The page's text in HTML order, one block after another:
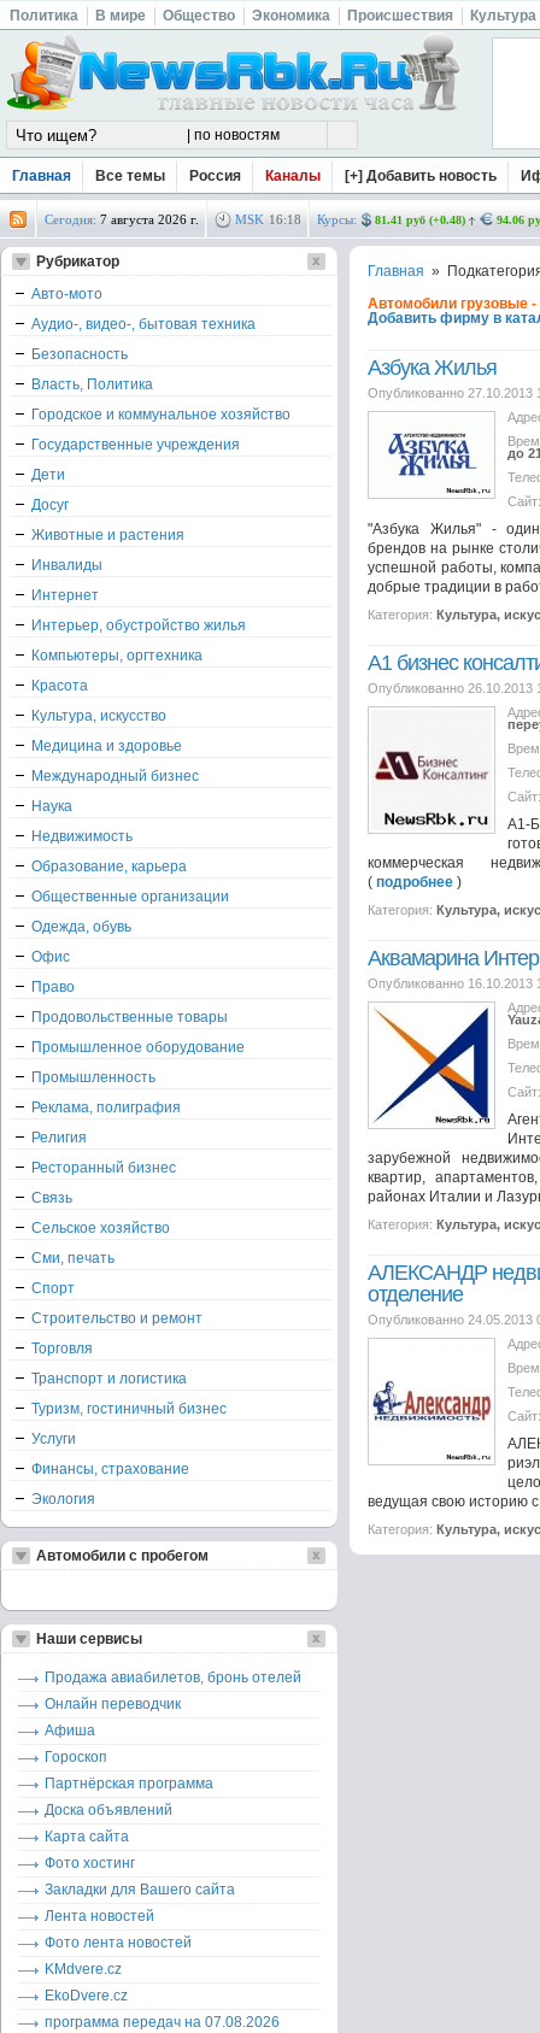
Политика В мире Общество Экономика Происшествия Культура
Главная Все темы Россия Каналы [+] Добавить новость
Сегодня: 7 августа 2026 г. MSK 16:18 Курсы: 81.41 руб (+0.48) 94.06
Главная »
Автомобили грузовые
Добавить фирму в
Азбука Жилья
Опубликованно 27.10.2013
до
"Азбука Жилья" -
брендов на рынке
успешной работы,
добрые традиции в
Категория: Культура,
А1 бизнес
Опубликованно 26.10.2013
А1-
коммерческая
( подробнее )
Категория: Культура,
Аквамарина
Опубликованно 16.10.2013
зарубежной
квартир,
районах Италии и
Категория: Культура,
АЛЕКСАНДР
отделение
Опубликованно 24.05.2013
ведущая свою историю
Категория: Культура,
Рубрикатор
Авто-мото
Аудио-, видео-, бытовая техника
Безопасность
Власть, Политика
Городское и коммунальное хозяйство
Государственные учреждения
Дети
Досуг
Животные и растения
Инвалиды
Интернет
Интерьер, обустройство жилья
Компьютеры, оргтехника
Красота
Культура, искусство
Медицина и здоровье
Международный бизнес
Наука
Недвижимость
Образование, карьера
Общественные организации
Одежда, обувь
Офис
Право
Продовольственные товары
Промышленное оборудование
Промышленность
Реклама, полиграфия
Религия
Ресторанный бизнес
Связь
Сельское хозяйство
Сми, печать
Спорт
Строительство и ремонт
Торговля
Транспорт и логистика
Туризм, гостиничный бизнес
Услуги
Финансы, страхование
Экология
Автомобили с пробегом
Наши сервисы
Продажа авиабилетов, бронь отелей
Онлайн переводчик
Афиша
Гороскоп
Партнёрская программа
Доска объявлений
Карта сайта
Фото хостинг
Закладки для Вашего сайта
Лента новостей
Фото лента новостей
KMdvere.cz
EkoDvere.cz
программа передач на 07.08.2026